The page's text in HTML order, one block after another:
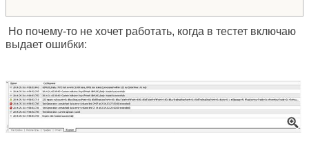
Но почему-то не хочет работать, когда в тестет включаю
выдает ошибки: